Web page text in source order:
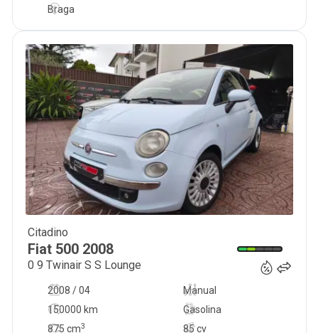
Braga
Citadino
Fiat 500 2008
0 9 Twinair S S Lounge
2008 / 04
Manual
150000 km
85 cv
Gasolina
875 cm3